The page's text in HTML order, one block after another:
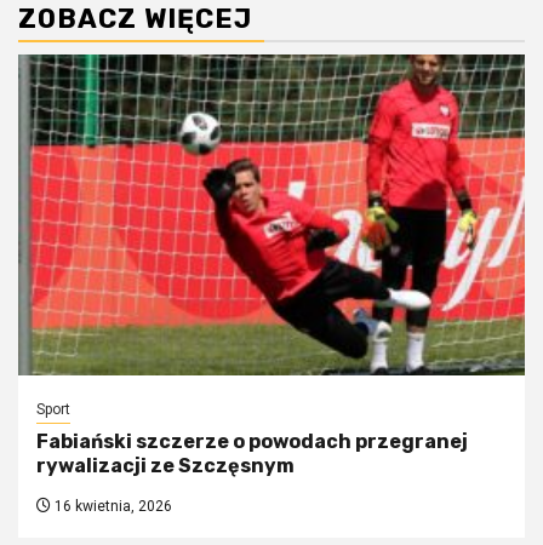
ZOBACZ WIĘCEJ
Sport
Fabiański szczerze o powodach przegranej
rywalizacji ze Szczęsnym
16 kwietnia, 2026